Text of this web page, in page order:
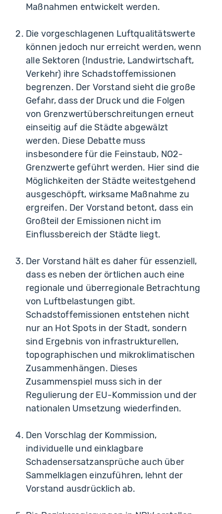
Maßnahmen entwickelt werden.
Die vorgeschlagenen Luftqualitätswerte
können jedoch nur erreicht werden, wenn
alle Sektoren (Industrie, Landwirtschaft,
Verkehr) ihre Schadstoffemissionen
begrenzen. Der Vorstand sieht die große
Gefahr, dass der Druck und die Folgen
von Grenzwertüberschreitungen erneut
einseitig auf die Städte abgewälzt
werden. Diese Debatte muss
insbesondere für die Feinstaub, NO2-
Grenzwerte geführt werden. Hier sind die
Möglichkeiten der Städte weitestgehend
ausgeschöpft, wirksame Maßnahme zu
ergreifen. Der Vorstand betont, dass ein
Großteil der Emissionen nicht im
Einflussbereich der Städte liegt.
Der Vorstand hält es daher für essenziell,
dass es neben der örtlichen auch eine
regionale und überregionale Betrachtung
von Luftbelastungen gibt.
Schadstoffemissionen entstehen nicht
nur an Hot Spots in der Stadt, sondern
sind Ergebnis von infrastrukturellen,
topographischen und mikroklimatischen
Zusammenhängen. Dieses
Zusammenspiel muss sich in der
Regulierung der EU-Kommission und der
nationalen Umsetzung wiederfinden.
Den Vorschlag der Kommission,
individuelle und einklagbare
Schadensersatzansprüche auch über
Sammelklagen einzuführen, lehnt der
Vorstand ausdrücklich ab.